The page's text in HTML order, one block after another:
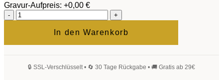
Gravur-Aufpreis: +0,00 €
Arcanus
Set
In den Warenkorb